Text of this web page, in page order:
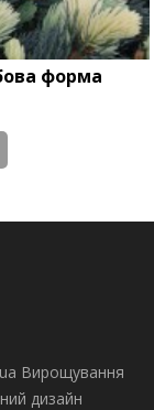
форма
Вирощування
дизайн